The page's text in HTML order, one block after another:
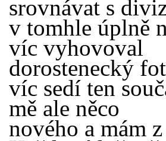
srovnávat s
v tomhle úplně
víc vyhovoval
dorostenecký
víc sedí ten
mě ale něco
nového a mám